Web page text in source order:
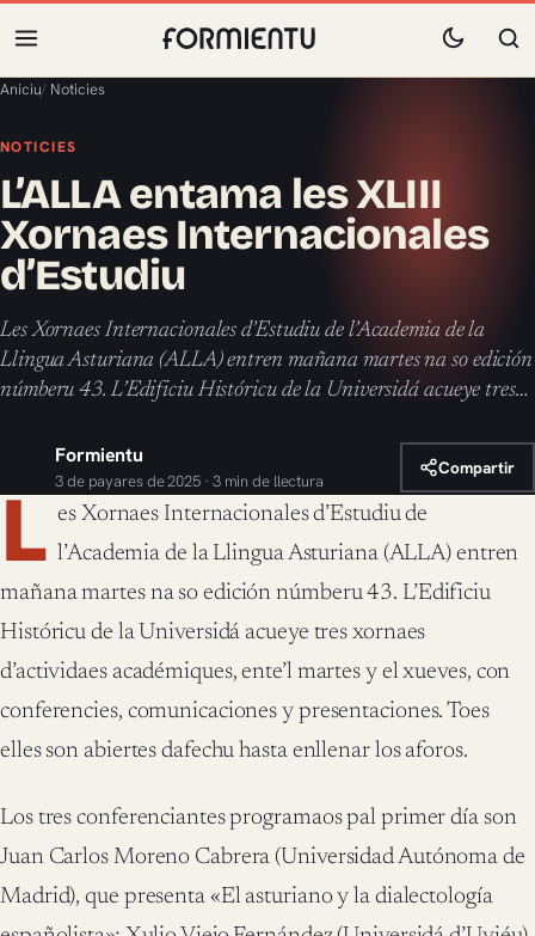
Aniciu/ Noticies
NOTICIES
L’ALLA entama les XLIII
Xornaes Internacionales
d’Estudiu
Les Xornaes Internacionales d’Estudiu de l’Academia de la
Llingua Asturiana (ALLA) entren mañana martes na so edición
númberu 43. L’Edificiu Históricu de la Universidá acueye tres…
Formientu
3 de payares de 2025 · 3 min de llectura
Compartir
L es Xornaes Internacionales d’Estudiu de
l’Academia de la Llingua Asturiana (ALLA) entren
mañana martes na so edición númberu 43. L’Edificiu
Históricu de la Universidá acueye tres xornaes
d’actividaes académiques, ente’l martes y el xueves, con
conferencies, comunicaciones y presentaciones. Toes
elles son abiertes dafechu hasta enllenar los aforos.
Los tres conferenciantes programaos pal primer día son
Juan Carlos Moreno Cabrera (Universidad Autónoma de
Madrid), que presenta «El asturiano y la dialectología